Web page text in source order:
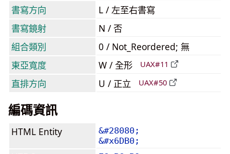
書寫方向
L / 左至右書寫
書寫鏡射
N / 否
組合類別
0 / Not_Reordered; 無
東亞寬度
W / 全形 UAX#11
直排方向 U / 正立 UAX#50
編碼資訊
HTML Entity
&#28080;
&#x6DB0;